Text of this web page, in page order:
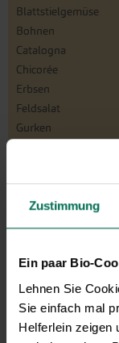
Zustimmung
Ein paar Bio-
Lehnen Sie
Sie einfach mal
Helferlein zeigen
Blattstielgemüse
Bohnen
Catalogna
Chicorée
Erbsen
Feldsalat
Gurken
Kresse
Kürbis
Lauchzwiebeln
Melone
Möhren
Paprika